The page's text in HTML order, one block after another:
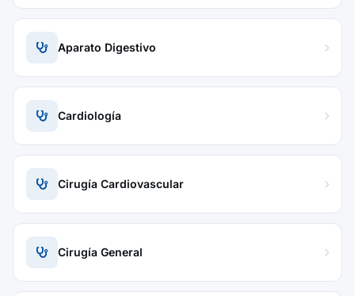
Aparato Digestivo
Cardiología
Cirugía Cardiovascular
Cirugía General